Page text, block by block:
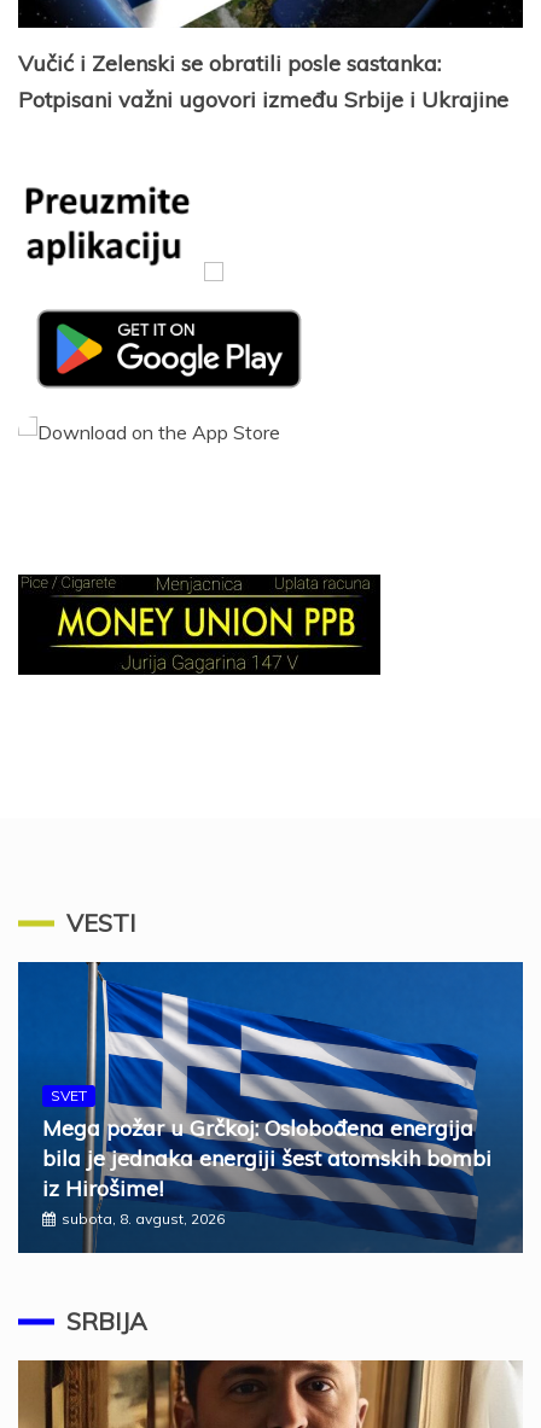
Vučić i Zelenski se obratili posle sastanka:
Potpisani važni ugovori između Srbije i Ukrajine
VESTI
SVET
Mega požar u Grčkoj: Oslobođena energija
bila je jednaka energiji šest atomskih bombi
iz Hirošime!
subota, 8. avgust, 2026
SRBIJA